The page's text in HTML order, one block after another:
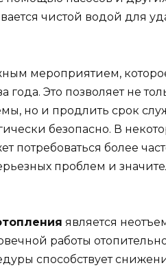
чистой водой для
мероприятием,
года. Это позволяет не
но и продлить срок
безопасно. В
потребоваться более
проблем и
является
работы
способствует